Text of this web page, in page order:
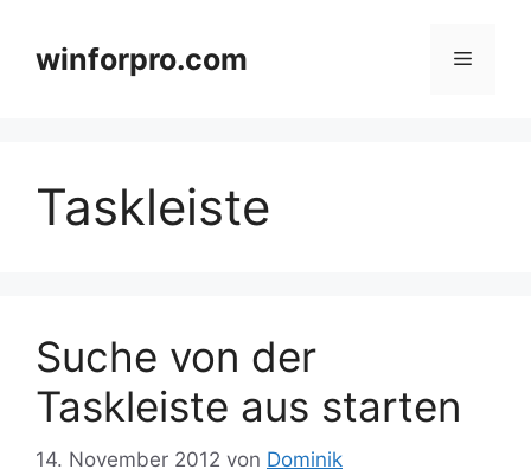
springenwinforpro.com Menü
Taskleiste
Suche von der
Taskleiste aus starten
14. November 2012 von Dominik